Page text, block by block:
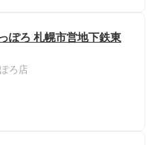
ぽろ 札幌市営地下鉄東
ろ店